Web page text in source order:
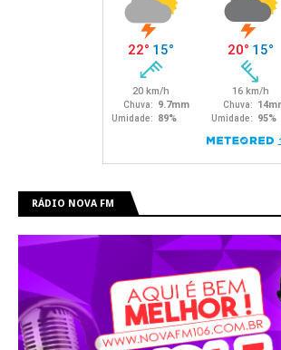
RÁDIO NOVA FM